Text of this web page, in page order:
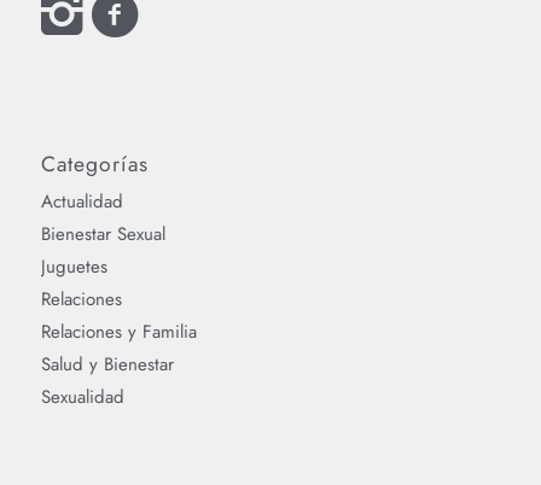
Categorías
Actualidad
Bienestar Sexual
Juguetes
Relaciones
Relaciones y Familia
Salud y Bienestar
Sexualidad